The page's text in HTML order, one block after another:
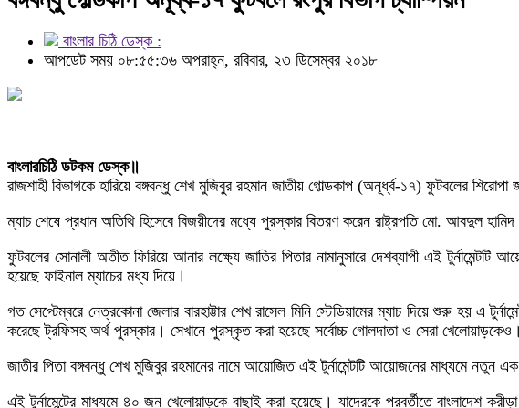
বাংলার চিঠি ডেস্ক :
আপডেট সময় ০৮:৫৫:৩৬ অপরাহ্ন, রবিবার, ২৩ ডিসেম্বর ২০১৮
বাংলারচিঠি ডটকম ডেস্ক॥
রাজশাহী বিভাগকে হারিয়ে বঙ্গবন্ধু শেখ মুজিবুর রহমান জাতীয় গোল্ডকাপ (অনূর্ধ্ব-১৭) ফুটবলের
ম্যাচ শেষে প্রধান অতিথি হিসেবে বিজয়ীদের মধ্যে পুরস্কার বিতরণ করেন রাষ্ট্রপতি মো. আবদুল
ফুটবলের সোনালী অতীত ফিরিয়ে আনার লক্ষ্যে জাতির পিতার নামানুসারে দেশব্যাপী এই
হয়েছে ফাইনাল ম্যাচের মধ্য দিয়ে।
গত সেপ্টেম্বরে নেত্রকোনা জেলার বারহাট্টার শেখ রাসেল মিনি স্টেডিয়ামের ম্যাচ দিয়ে শুরু হয় এ
করেছে ট্রফিসহ অর্থ পুরস্কার। সেখানে পুরস্কৃত করা হয়েছে সর্বোচ্চ গোলদাতা ও সেরা খেলোয়াড়কেও।
জাতীর পিতা বঙ্গবন্ধু শেখ মুজিবুর রহমানের নামে আয়োজিত এই টুর্নামেন্টটি আয়োজনের মাধ্যমে নতুন
এই টুর্নামেন্টের মাধ্যমে ৪০ জন খেলোয়াড়কে বাছাই করা হয়েছে। যাদেরকে পরবর্তীতে বাংলাদেশ